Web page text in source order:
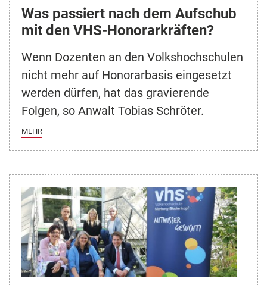
Was passiert nach dem Aufschub
mit den VHS-Honorarkräften?
Wenn Dozenten an den Volkshochschulen
nicht mehr auf Honorarbasis eingesetzt
werden dürfen, hat das gravierende
Folgen, so Anwalt Tobias Schröter.
MEHR